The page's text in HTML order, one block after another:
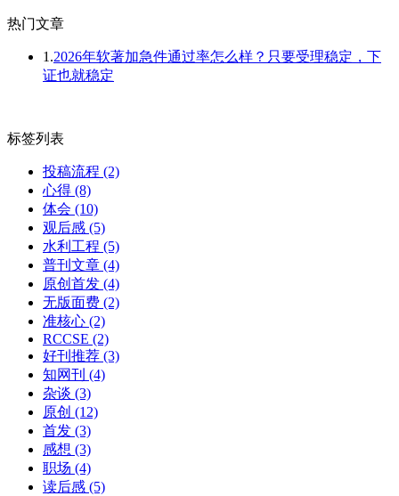
热门文章
1.2026年软著加急件通过率怎么样？只要受理稳定，下
证也就稳定
标签列表
投稿流程 (2)
心得 (8)
体会 (10)
观后感 (5)
水利工程 (5)
普刊文章 (4)
原创首发 (4)
无版面费 (2)
准核心 (2)
RCCSE (2)
好刊推荐 (3)
知网刊 (4)
杂谈 (3)
原创 (12)
首发 (3)
感想 (3)
职场 (4)
读后感 (5)